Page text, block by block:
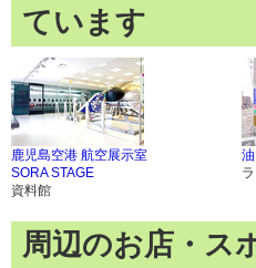
ています
鹿児島空港 航空展示室
SORA STAGE
資料館
周辺のお店・ス